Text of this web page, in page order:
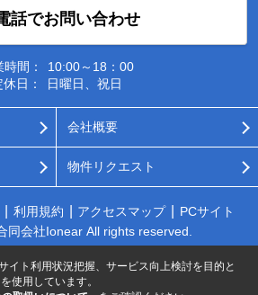
話でお問い合わせ
間：
10:00～18：00
休日：
日曜日、祝日
会社概要
物件リクエスト
利用規約 アクセスマップ
PCサイト
同会社Ionear All rights reserved.
イト利用状況把握、サービス向上検討を目的と
使用しています。